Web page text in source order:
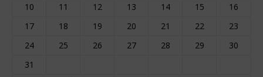
10
11 12 13 14 15
16
17
18 19 20 21 22
23
24
25 26 27 28 29
30
31